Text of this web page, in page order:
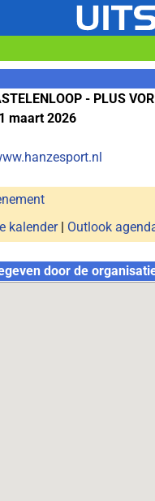
- PLUS
maart 2026
kalender| Outlook
door de